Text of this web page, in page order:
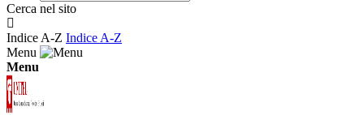
Cerca nel sito
Indice A-Z Indice A-Z
Menu
Menu